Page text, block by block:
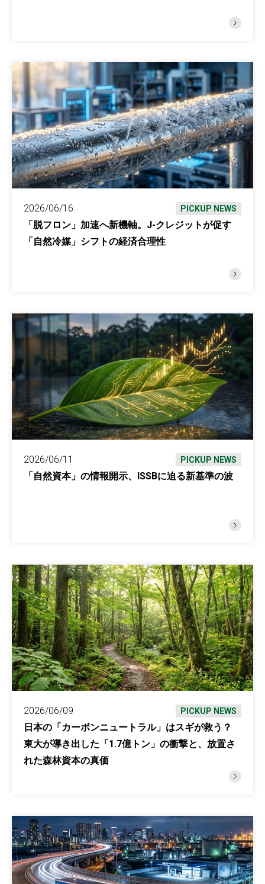
2026/06/16 PICKUP NEWS
「脱フロン」加速へ新機軸。J-クレジットが促す
「自然冷媒」シフトの経済合理性
2026/06/11 PICKUP NEWS
「自然資本」の情報開示、ISSBに迫る新基準の波
2026/06/09 PICKUP NEWS
日本の「カーボンニュートラル」はスギが救う？
東大が導き出した「1.7億トン」の衝撃と、放置さ
れた森林資本の真価